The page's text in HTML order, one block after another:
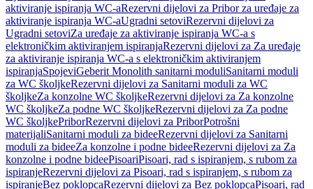
aktiviranje ispiranja WC-aRezervni dijelovi za Pribor za uređaje za
aktiviranje ispiranja WC-aUgradni setoviRezervni dijelovi za
Ugradni setoviZa uređaje za aktiviranje ispiranja WC-a s
elektroničkim aktiviranjem ispiranjaRezervni dijelovi za Za uređaje
za aktiviranje ispiranja WC-a s elektroničkim aktiviranjem
ispiranjaSpojeviGeberit Monolith sanitarni moduliSanitarni moduli
za WC školjkeRezervni dijelovi za Sanitarni moduli za WC
školjkeZa konzolne WC školjkeRezervni dijelovi za Za konzolne
WC školjkeZa podne WC školjkeRezervni dijelovi za Za podne
WC školjkePriborRezervni dijelovi za PriborPotrošni
materijaliSanitarni moduli za bideeRezervni dijelovi za Sanitarni
moduli za bideeZa konzolne i podne bideeRezervni dijelovi za Za
konzolne i podne bideePisoariPisoari, rad s ispiranjem, s rubom za
ispiranjeRezervni dijelovi za Pisoari, rad s ispiranjem, s rubom za
ispiranjeBez poklopcaRezervni dijelovi za Bez poklopcaPisoari, rad